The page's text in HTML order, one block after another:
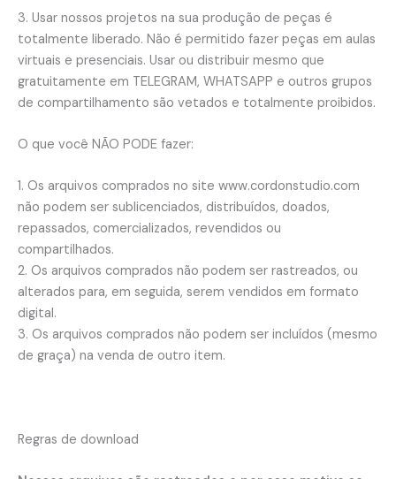
3. Usar nossos projetos na sua produção de peças é
totalmente liberado. Não é permitido fazer peças em aulas
virtuais e presenciais. Usar ou distribuir mesmo que
gratuitamente em TELEGRAM, WHATSAPP e outros grupos
de compartilhamento são vetados e totalmente proibidos.
O que você NÃO PODE fazer:
1. Os arquivos comprados no site www.cordonstudio.com
não podem ser sublicenciados, distribuídos, doados,
repassados, comercializados, revendidos ou
compartilhados.
2. Os arquivos comprados não podem ser rastreados, ou
alterados para, em seguida, serem vendidos em formato
digital.
3. Os arquivos comprados não podem ser incluídos (mesmo
de graça) na venda de outro item.
Regras de download